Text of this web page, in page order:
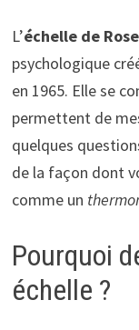
L’échelle de
psychologique
en 1965. Elle se
permettent de
quelques
de la façon dont
comme un
Pourquoi
échelle ?